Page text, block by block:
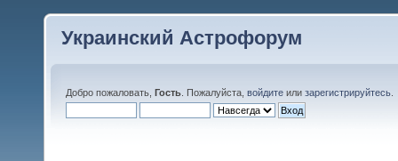
Украинский Астрофорум
Добро пожаловать, Гость . Пожалуйста, войдите или зарегистрируйтесь